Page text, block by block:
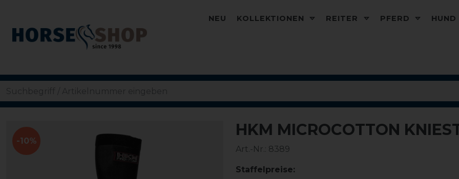
NEU KOLLEKTIONEN REITER PFERD HUND
-10%
HKM MICROCOTTON
Art.-Nr.: 8389
Staffelpreise: